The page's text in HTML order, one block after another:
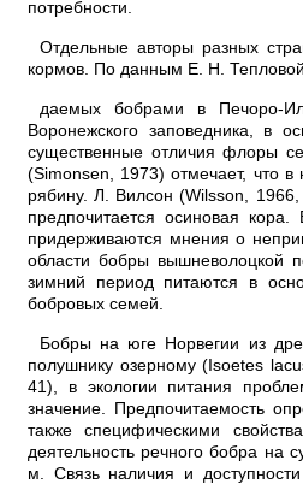
потребности.
Отдельные авторы разных
кормов. По данным Е. Н.
даемых бобрами в Печоро-
Воронежского заповедника, в
существенные отличия флоры
(Simonsen, 1973) отмечает, что
рябину. Л. Вилсон (Wilsson,
предпочитается осиновая
придерживаются мнения о
области бобры вышневолоцкой
зимний период питаются в
бобровых семей.
Бобры на юге Норвегии из
полушнику озерному (Isoetes
41), в экологии питания
значение. Предпочитаемость
также специфическими
деятельность речного бобра
м. Связь наличия и